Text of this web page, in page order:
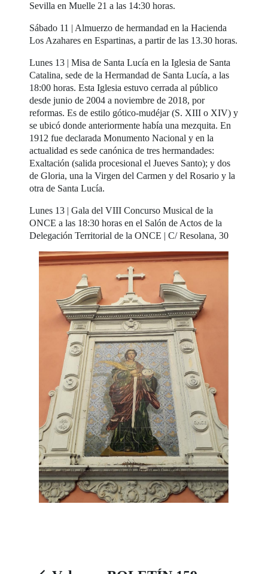
Sevilla en Muelle 21 a las 14:30 horas.
Sábado 11 | Almuerzo de hermandad en la Hacienda
Los Azahares en Espartinas, a partir de las 13.30 horas.
Lunes 13 | Misa de Santa Lucía en la Iglesia de Santa
Catalina, sede de la Hermandad de Santa Lucía, a las
18:00 horas. Esta Iglesia estuvo cerrada al público
desde junio de 2004 a noviembre de 2018, por
reformas. Es de estilo gótico-mudéjar (S. XIII o XIV) y
se ubicó donde anteriormente había una mezquita. En
1912 fue declarada Monumento Nacional y en la
actualidad es sede canónica de tres hermandades:
Exaltación (salida procesional el Jueves Santo); y dos
de Gloria, una la Virgen del Carmen y del Rosario y la
otra de Santa Lucía.
Lunes 13 | Gala del VIII Concurso Musical de la
ONCE a las 18:30 horas en el Salón de Actos de la
Delegación Territorial de la ONCE | C/ Resolana, 30